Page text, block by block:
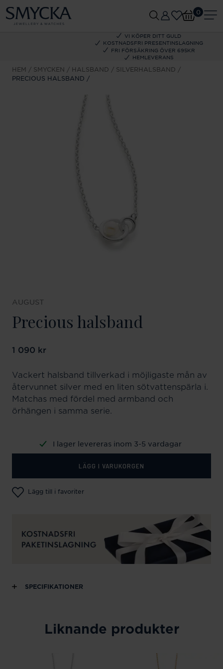
VI KÖPER DITT GULD
KOSTNADSFRI PRESENTINSLAGNING
FRI FÖRSÄKRING ÖVER 695KR
HEMLEVERANS
0
HEM SMYCKEN HALSBAND
SILVERHALSBAND
PRECIOUS HALSBAND
AUGUST
Precious halsband
Pris:1 090 kr
1 090 kr
Vackert halsband tillverkad i möjligaste mån av
återvunnet silver med en liten sötvattenspärla i.
Matchas med fördel med armband och
örhängen i samma serie.
I lager levereras inom 3-5 vardagar
LÄGG I VARUKORGEN
Lägg till i favoriter
SPECIFIKATIONER
Liknande produkter